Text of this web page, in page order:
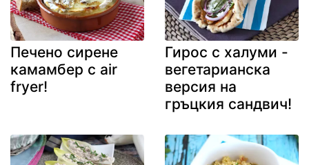
Печено сирене
камамбер с air
fryer!
Гирос с халуми -
вегетарианска
версия на
гръцкия сандвич!